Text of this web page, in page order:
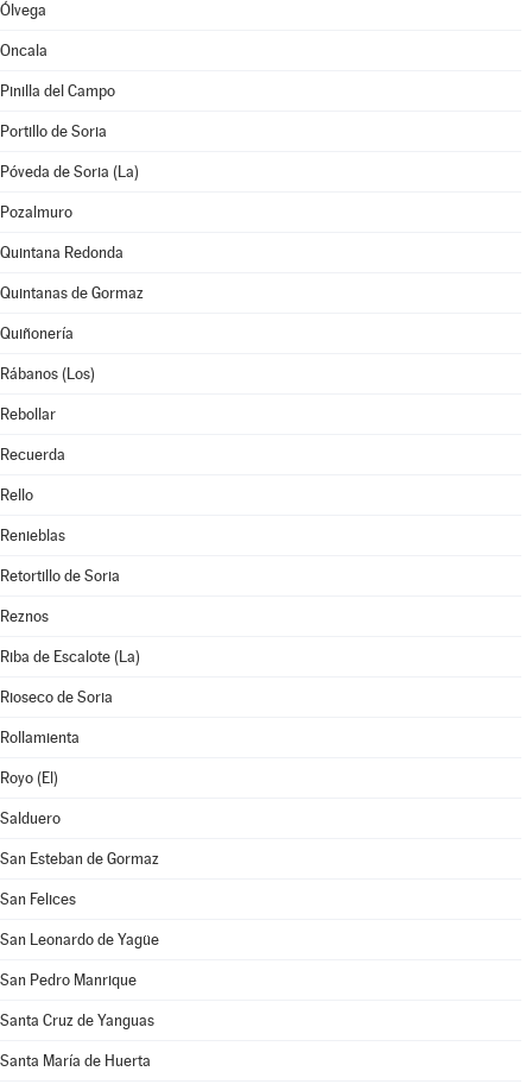
Ólvega
Oncala
Pinilla del Campo
Portillo de Soria
Póveda de Soria (La)
Pozalmuro
Quintana Redonda
Quintanas de Gormaz
Quiñonería
Rábanos (Los)
Rebollar
Recuerda
Rello
Renieblas
Retortillo de Soria
Reznos
Riba de Escalote (La)
Rioseco de Soria
Rollamienta
Royo (El)
Salduero
San Esteban de Gormaz
San Felices
San Leonardo de Yagüe
San Pedro Manrique
Santa Cruz de Yanguas
Santa María de Huerta